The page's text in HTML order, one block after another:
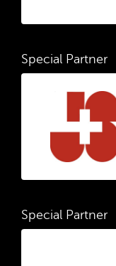
Special Partner
Special Partner